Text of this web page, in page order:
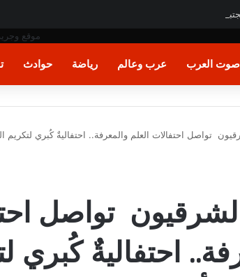
خامنئي صعب للغاية حالياً
صوت العرب عرب وعالم رياضة حوادث
تواصل احتفالات العلم والمعرفة.. احتفاليةٌ كُبري لتكريم
تواصل
احتفاليةٌ كُبري